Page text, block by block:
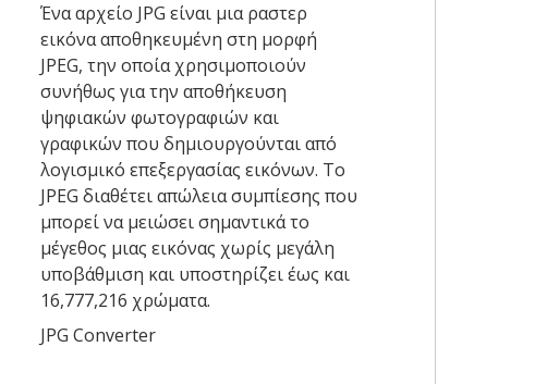
Ένα αρχείο JPG είναι μια ραστερ
εικόνα αποθηκευμένη στη μορφή
JPEG, την οποία χρησιμοποιούν
συνήθως για την αποθήκευση
ψηφιακών φωτογραφιών και
γραφικών που δημιουργούνται από
λογισμικό επεξεργασίας εικόνων. Το
JPEG διαθέτει απώλεια συμπίεσης που
μπορεί να μειώσει σημαντικά το
μέγεθος μιας εικόνας χωρίς μεγάλη
υποβάθμιση και υποστηρίζει έως και
16,777,216 χρώματα.
JPG Converter